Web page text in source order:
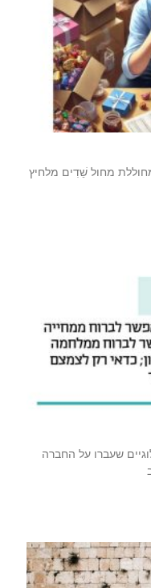
איך‭ ‬קרה‭ ‬שמצווה‭ ‬מתוקה‭ ‬וקלה‭ ‬ליישום‭ ‬מחוללת‮ ‬מחול‭ ‬שֵׁדִים‮ ‬מלחיץ‭